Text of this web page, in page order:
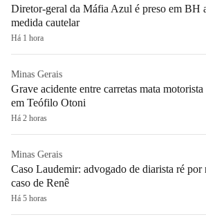
Diretor-geral da Máfia Azul é preso em BH
medida cautelar
Há 1 hora
Minas Gerais
Grave acidente entre carretas mata
em Teófilo Otoni
Há 2 horas
Minas Gerais
Caso Laudemir: advogado de diarista ré por
caso de Renê
Há 5 horas